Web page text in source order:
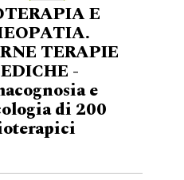
E
TERAPIE
-
e
di 200